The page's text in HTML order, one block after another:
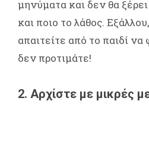
μηνύματα και δεν θα
και ποιο το λάθος.
απαιτείτε από το παιδί να
δεν προτιμάτε!
2. Αρχίστε με μικρές